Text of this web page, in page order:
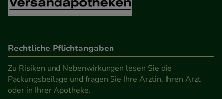
unsere Website weiter für Sie optimieren können,
zu gestalten. Bitte beachten Sie, dass Daten hierfür
teilweise an Dritte wie z.B. Google oder soziale
Medien übertragen werden.
Rechtliche Pflichtangaben
Zu Risiken und Nebenwirkungen lesen Sie die
Packungsbeilage und fragen Sie Ihre Ärztin, Ihren Arzt
oder in Ihrer Apotheke.